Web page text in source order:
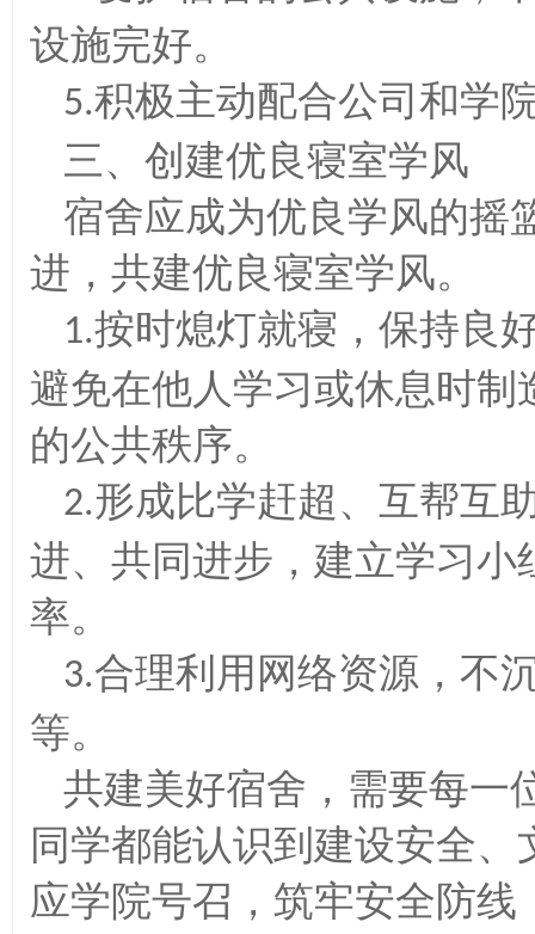
设施完好。
5.积极主动配合公司和学
三、创建优良寝室学风
宿舍应成为优良学风的摇
进，共建优良寝室学风。
1.按时熄灯就寝，保持良
避免在他人学习或休息时
的公共秩序。
2.形成比学赶超、互帮互
进、共同进步，建立学习
率。
3.合理利用网络资源，不
等。
共建美好宿舍，需要每一
同学都能认识到建设安全
应学院号召，筑牢安全防